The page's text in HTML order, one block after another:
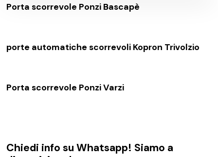
Porta scorrevole Ponzi Bascapè
porte automatiche scorrevoli Kopron Trivolzio
Porta scorrevole Ponzi Varzi
Chiedi info su Whatsapp! Siamo a